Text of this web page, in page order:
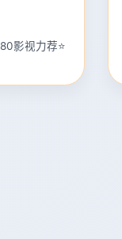
影视力荐⭐